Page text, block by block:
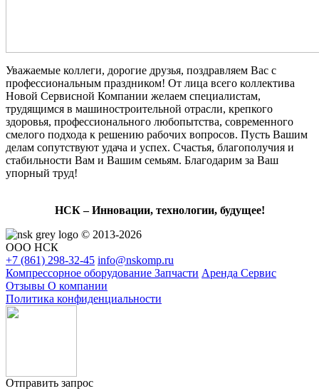
Уважаемые коллеги, дорогие друзья, поздравляем Вас с
профессиональным праздником! От лица всего коллектива
Новой Сервисной Компании желаем специалистам,
трудящимся в машиностроительной отрасли, крепкого
здоровья, профессионального любопытства, современного
смелого подхода к решению рабочих вопросов. Пусть Вашим
делам сопутствуют удача и успех. Счастья, благополучия и
стабильности Вам и Вашим семьям. Благодарим за Ваш
упорный труд!
НСК – Инновации, технологии, будущее!
© 2013-2026
ООО НСК
+7 (861) 298-32-45 info@nskomp.ru
Компрессорное оборудование Запчасти Аренда Сервис
Отзывы О компании
Политика конфиденциальности
Отправить запрос